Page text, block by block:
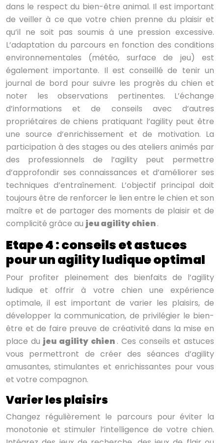
dans le respect du bien-être animal. Il est important
de veiller à ce que votre chien prenne du plaisir et
qu’il ne soit pas soumis à une pression excessive.
L’adaptation du parcours en fonction des conditions
environnementales (météo, surface de jeu) est
également importante. Il est conseillé de tenir un
journal de bord pour suivre les progrès du chien et
noter les observations pertinentes. L’échange
d’informations et de conseils avec d’autres
propriétaires de chiens pratiquant l’agility peut être
une source d’enrichissement et de motivation. La
participation à des stages ou des ateliers animés par
des professionnels de l’agility peut permettre
d’approfondir ses connaissances et d’améliorer ses
techniques d’entraînement. L’objectif principal doit
toujours être de renforcer le lien entre le chien et son
maître et de partager des moments de plaisir et de
complicité grâce au jeu agility chien.
Etape 4 : conseils et astuces
pour un agility ludique optimal
Pour profiter pleinement des bienfaits de l’agility
ludique et offrir à votre chien une expérience
optimale, il est important de varier les plaisirs, de
développer la communication, de privilégier le bien-
être et de faire preuve de créativité dans la mise en
place du jeu agility chien . Ces conseils et astuces
vous permettront de créer des séances d’agility
amusantes, stimulantes et enrichissantes pour vous
et votre compagnon.
Varier les plaisirs
Changez régulièrement le parcours pour éviter la
monotonie et stimuler l’intelligence de votre chien.